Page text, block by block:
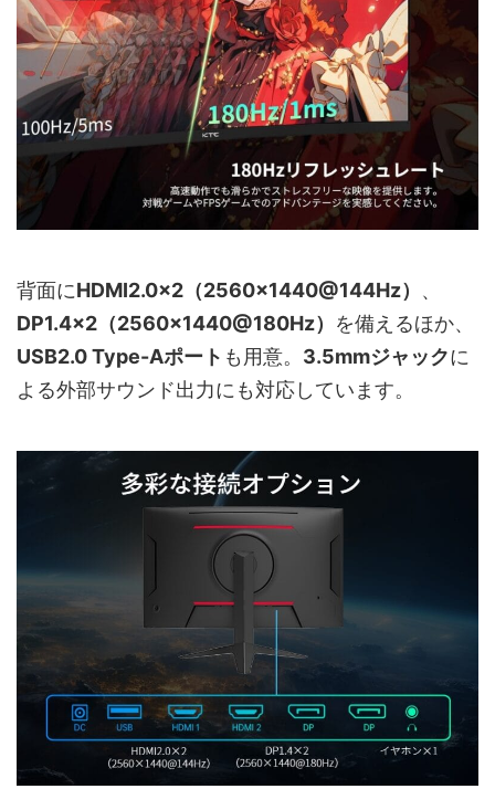
背面にHDMI2.0×2（2560×1440@144Hz） 、
DP1.4×2（2560×1440@180Hz） を備えるほか、
USB2.0 Type-Aポート も用意。 3.5mmジャックに
よる外部サウンド出力にも対応しています。